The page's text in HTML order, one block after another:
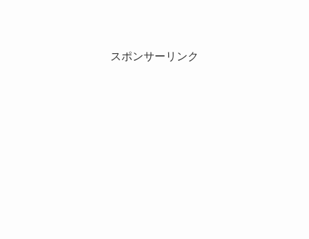
スポンサーリンク